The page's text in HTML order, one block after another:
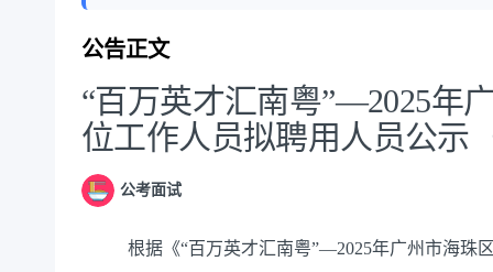
公告正文
“百万英才汇南粤”—2025年
位工作人员拟聘用人员公示
公考面试
根据《“百万英才汇南粤”—2025年广州市海珠